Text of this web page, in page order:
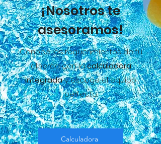
¡Nosotros te
asesoramos!
Conoce los requerimientos de tu
alberca con lacalculadora
integraday escoge el equipo
perfecto.
Calculadora